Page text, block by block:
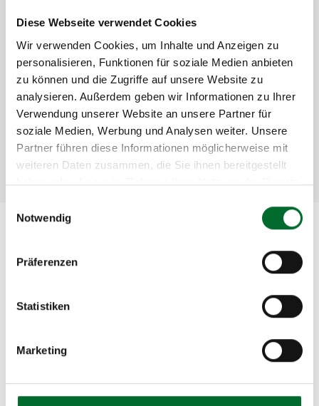
Diese Webseite verwendet Cookies
Wir verwenden Cookies, um Inhalte und Anzeigen zu
personalisieren, Funktionen für soziale Medien anbieten
zu können und die Zugriffe auf unsere Website zu
analysieren. Außerdem geben wir Informationen zu Ihrer
Verwendung unserer Website an unsere Partner für
soziale Medien, Werbung und Analysen weiter. Unsere
Partner führen diese Informationen möglicherweise mit
weiteren Daten zusammen, die Sie ihnen bereitgestellt
haben oder die sie im Rahmen Ihrer Nutzung der Dienste
Notwendig
Präferenzen
Statistiken
Marketing
Cloud-Services
Sichere und stabile Infrastrukturmit direkter
AWS-Anbindung
IndividuelleHybrid-Cloud-Lösungenmöglich
Entwicklung und Umsetzung
einerMigrationsstrategie
SorglosEnd-to-End Paket
zugeschnittenes Angebot zögern Sie bitte nicht, uns
zu kontaktieren. Gerne können Sie uns eine E-Mail
schreiben oder uns telefonisch
unter+43 5 1764-622
erreichen. Wir freuen uns auf